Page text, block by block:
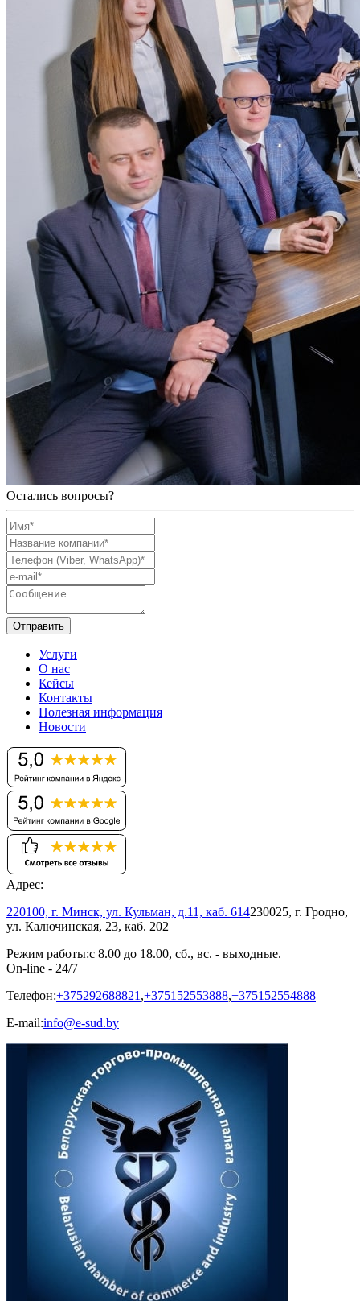
Остались вопросы?
Отправить
Услуги
О нас
Кейсы
Контакты
Полезная информация
Новости
Адрес:
220100, г. Минск, ул. Кульман, д.11, каб. 614230025, г. Гродно,
ул. Калючинская, 23, каб. 202
Режим работы:с 8.00 до 18.00, сб., вс. - выходные.
On-line - 24/7
Телефон:+375292688821 ,+375152553888,+375152554888
E-mail:info@e-sud.by